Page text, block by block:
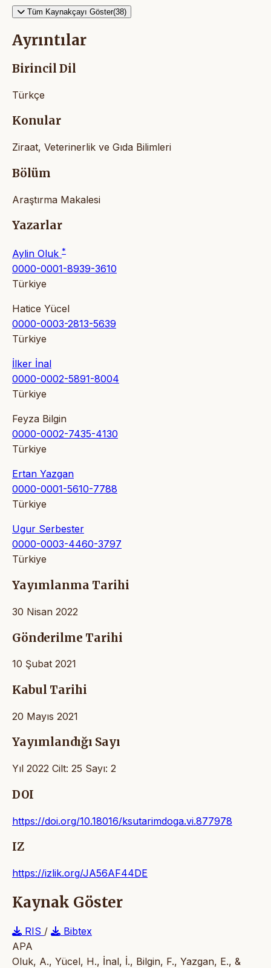
Tüm Kaynakçayı Göster(38)
Ayrıntılar
Birincil Dil
Türkçe
Konular
Ziraat, Veterinerlik ve Gıda Bilimleri
Bölüm
Araştırma Makalesi
Yazarlar
Aylin Oluk *
0000-0001-8939-3610
Türkiye
Hatice Yücel
0000-0003-2813-5639
Türkiye
İlker İnal
0000-0002-5891-8004
Türkiye
Feyza Bilgin
0000-0002-7435-4130
Türkiye
Ertan Yazgan
0000-0001-5610-7788
Türkiye
Ugur Serbester
0000-0003-4460-3797
Türkiye
Yayımlanma Tarihi
30 Nisan 2022
Gönderilme Tarihi
10 Şubat 2021
Kabul Tarihi
20 Mayıs 2021
Yayımlandığı Sayı
Yıl 2022 Cilt: 25 Sayı: 2
DOI
https://doi.org/10.18016/ksutarimdoga.vi.877978
IZ
https://izlik.org/JA56AF44DE
Kaynak Göster
RIS /
Bibtex
APA
Oluk, A., Yücel, H., İnal, İ., Bilgin, F., Yazgan, E., &